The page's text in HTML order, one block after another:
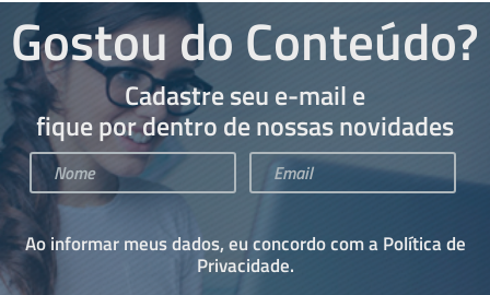
Gostou do Conteúdo?
Cadastre seu e-mail e
fique por dentro de nossas novidades
Ao informar meus dados, eu concordo com aPolítica de
Privacidade.